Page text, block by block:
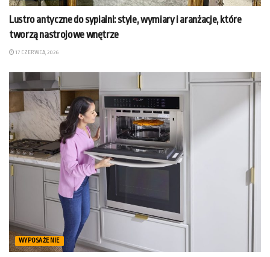
Lustro antyczne do sypialni: style, wymiary i aranżacje, które
tworzą nastrojowe wnętrze
17 CZERWCA, 2026
WYPOSAŻENIE